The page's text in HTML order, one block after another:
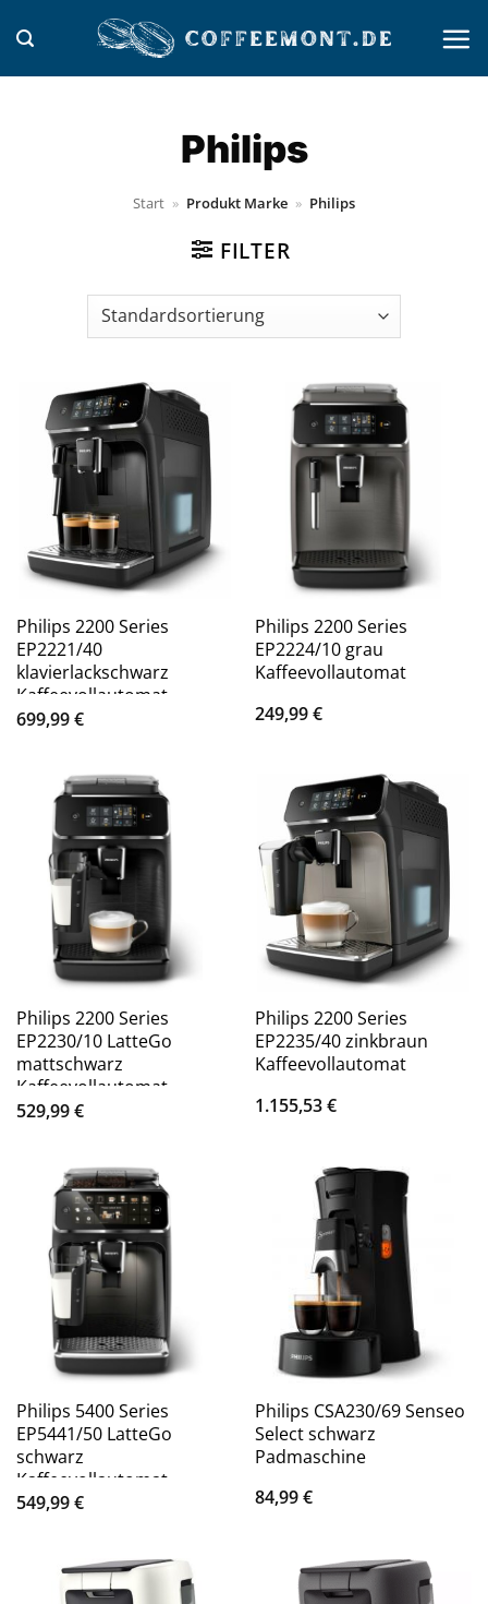
Inhalt
springen
Philips
Start » Produkt Marke » Philips
FILTER
Philips 2200 Series
EP2221/40
klavierlackschwarz
Kaffeevollautomat
699,99€
Philips 2200 Series
EP2224/10 grau
Kaffeevollautomat
249,99€
Philips 2200 Series
EP2230/10 LatteGo
mattschwarz
Kaffeevollautomat
529,99€
Philips 2200 Series
EP2235/40 zinkbraun
Kaffeevollautomat
1.155,53€
Philips 5400 Series
EP5441/50 LatteGo
schwarz
Kaffeevollautomat
549,99€
Philips CSA230/69 Senseo
Select schwarz
Padmaschine
84,99€